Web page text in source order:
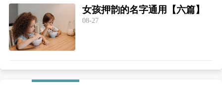
女孩押韵的名字通用【六篇】
08-27